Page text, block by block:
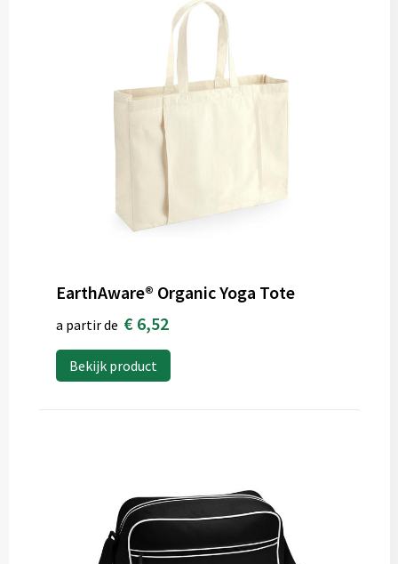
EarthAware® Organic Yoga Tote
a partir de € 6,52
Bekijk product